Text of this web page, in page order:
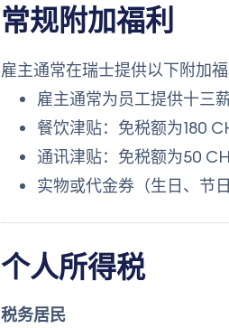
常规附加福利
雇主通常在瑞士提供以下附加福
雇主通常为员工提供十三
餐饮津贴：免税额为180
通讯津贴：免税额为50
实物或代金券（生日、节
个人所得税
税务居民